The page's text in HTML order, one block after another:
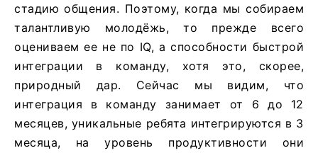
стадию общения. Поэтому, когда мы собираем
талантливую молодёжь, то прежде всего
оцениваем ее не по IQ, а способности быстрой
интеграции в команду, хотя это, скорее,
природный дар. Сейчас мы видим, что
интеграция в команду занимает от 6 до 12
месяцев, уникальные ребята интегрируются в 3
месяца, на уровень продуктивности они